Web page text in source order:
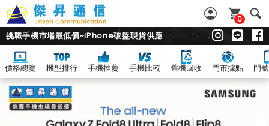
0
挑戰手機市場最低價~iPhone破盤現貨供應
價格總覽 機型排行 手機推薦 手機比較 舊機回收 門市據點 門